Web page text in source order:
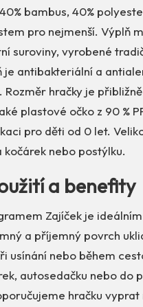
bambus, 40%
pro nejmenší. Výplň
suroviny, vyrobené
antibakteriální a
Rozměr hračky je
plastové očko z 90 %
pro děti od 0 let.
kočárek nebo postýlku.
a benefity
Zajíček je
a příjemný povrch
usínání nebo během
autosedačku nebo do
hračku